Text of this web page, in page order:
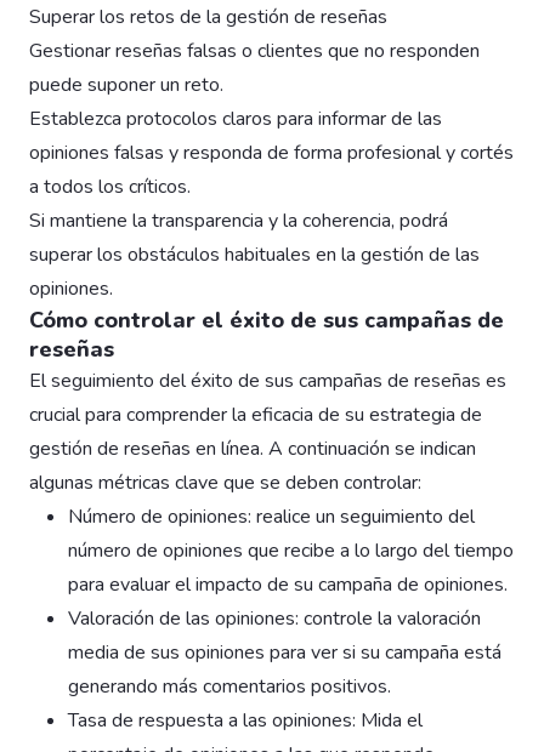
Superar los retos de la gestión de reseñas
Gestionar reseñas falsas o clientes que no responden
puede suponer un reto.
Establezca protocolos claros para informar de las
opiniones falsas y responda de forma profesional y cortés
a todos los críticos.
Si mantiene la transparencia y la coherencia, podrá
superar los obstáculos habituales en la gestión de las
opiniones.
Cómo controlar el éxito de sus campañas de
reseñas
El seguimiento del éxito de sus campañas de reseñas es
crucial para comprender la eficacia de su estrategia de
gestión de reseñas en línea. A continuación se indican
algunas métricas clave que se deben controlar:
Número de opiniones: realice un seguimiento del
número de opiniones que recibe a lo largo del tiempo
para evaluar el impacto de su campaña de opiniones.
Valoración de las opiniones: controle la valoración
media de sus opiniones para ver si su campaña está
generando más comentarios positivos.
Tasa de respuesta a las opiniones: Mida el